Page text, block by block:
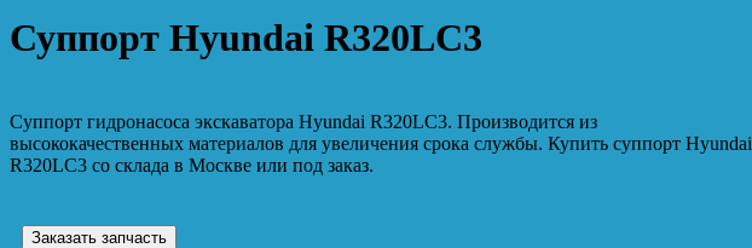
Суппорт Hyundai R320LC3
Суппорт гидронасоса экскаватора Hyundai R320LC3. Производится из
высококачественных материалов для увеличения срока службы. Купить суппорт Hyundai
R320LC3 со склада в Москве или под заказ.
Заказать запчасть